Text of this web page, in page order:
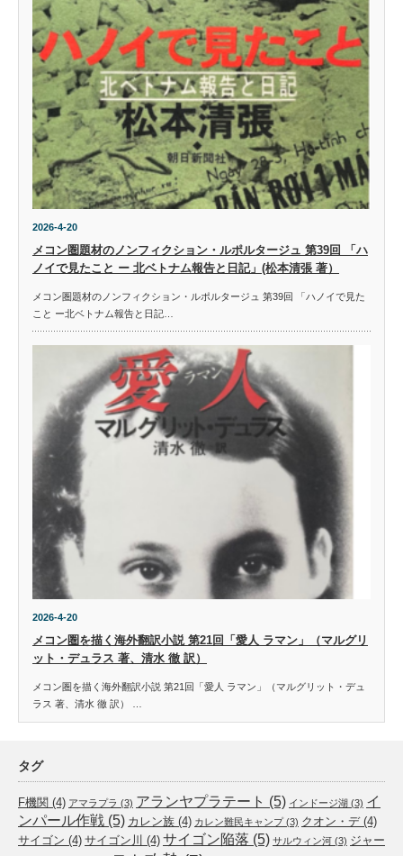
2026-4-20
メコン圏題材のノンフィクション・ルポルタージュ 第39回 「ハ
ノイで見たこと ー 北ベトナム報告と日記」(松本清張 著）
メコン圏題材のノンフィクション・ルポルタージュ 第39回 「ハノイで見た
こと ー北ベトナム報告と日記…
2026-4-20
メコン圏を描く海外翻訳小説 第21回「愛人 ラマン」（マルグリ
ット・デュラス 著、清水 徹 訳）
メコン圏を描く海外翻訳小説 第21回「愛人 ラマン」（マルグリット・デュ
ラス 著、清水 徹 訳） …
タグ
F機関 (4) アマラプラ (3) アランヤプラテート (5) インドージ湖 (3) イ
ンパール作戦 (5) カレン族 (4) カレン難民キャンプ(3) クオン・デ(4)
サイゴン (4) サイゴン川 (4) サイゴン陥落 (5) サルウィン河 (3) ジャー